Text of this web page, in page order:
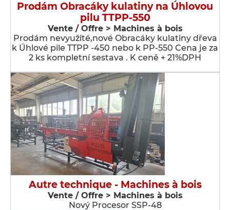
Prodám Obracáky kulatiny na Úhlovou
pilu TTPP-550
Vente / Offre > Machines à bois
Prodám nevyužité,nové Obracáky kulatiny dřeva
k Úhlové pile TTPP -450 nebo k PP-550 Cena je za
2 ks kompletní sestava . K ceně + 21%DPH
Autre technique - Machines à bois
Vente / Offre > Machines à bois
Nový Procesor SSP-48